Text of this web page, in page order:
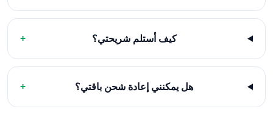
كيف أستلم شريحتي؟ +
هل يمكنني إعادة شحن باقتي؟ +